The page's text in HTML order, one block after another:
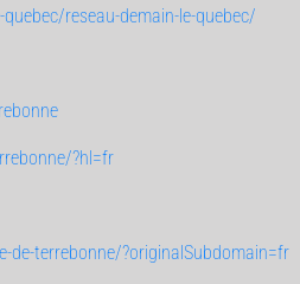
reseau-demain-le-quebec/
?hl=fr
terrebonne/?originalSubdomain=fr